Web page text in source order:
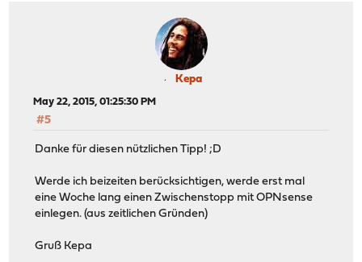
Kepa
May 22, 2015, 01:25:30 PM
#5
Danke für diesen nützlichen Tipp! ;D
Werde ich beizeiten berücksichtigen, werde erst mal
eine Woche lang einen Zwischenstopp mit OPNsense
einlegen. (aus zeitlichen Gründen)
Gruß Kepa